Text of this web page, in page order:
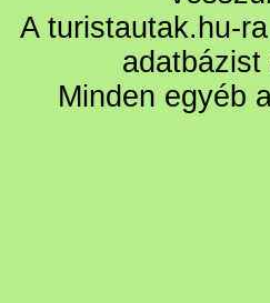
A turistautak.hu-
Minden egyéb